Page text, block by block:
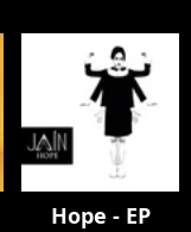
Hope - EP